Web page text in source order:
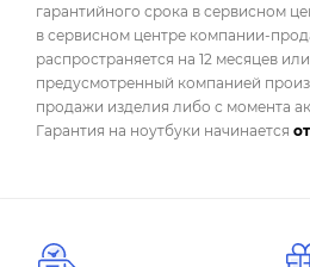
гарантийного срока в сервисном
в сервисном центре компании-
распространяется на 12 месяцев
предусмотренный компанией
продажи изделия либо с момента
Гарантия на ноутбуки начинается